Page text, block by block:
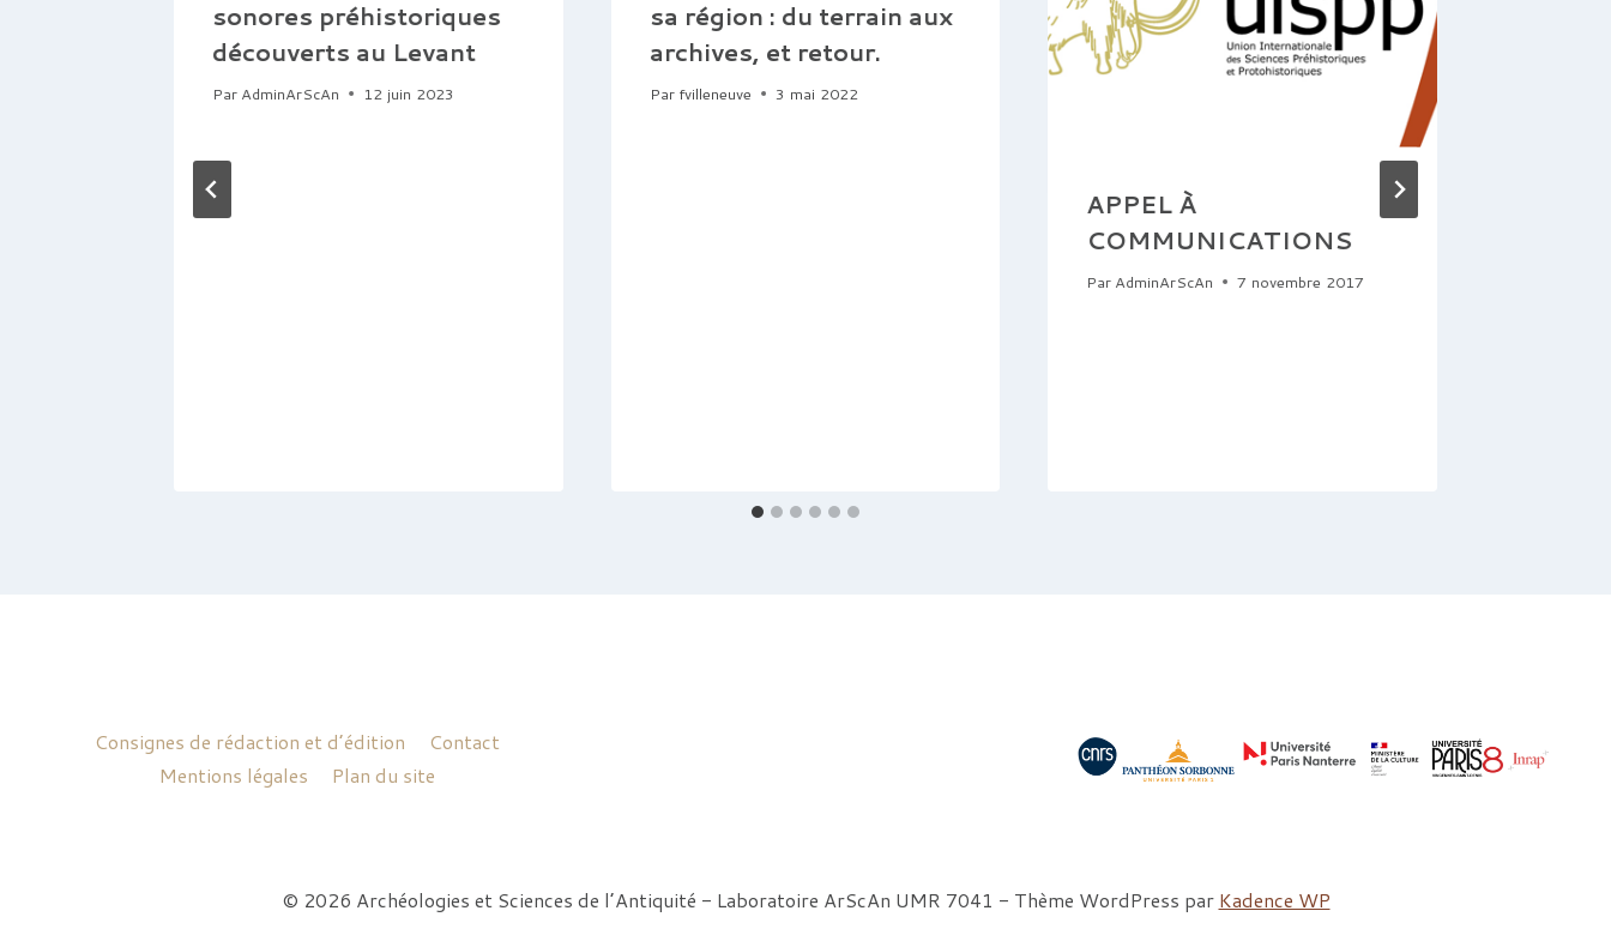
sonores préhistoriques
découverts au Levant
Par AdminArScAn 12 juin 2023
sa région : du terrain aux
archives, et retour.
Par fvilleneuve 3 mai 2022
APPEL À
COMMUNICATIONS
Par AdminArScAn 7 novembre 2017
Consignes de rédaction et d’édition
Contact
Mentions légales
Plan du site
© 2026 Archéologies et Sciences de l’Antiquité - Laboratoire ArScAn UMR 7041 - Thème WordPress par Kadence WP